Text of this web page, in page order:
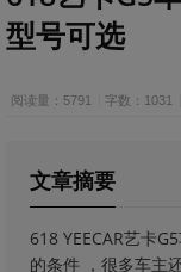
型号可选
阅读量：5791 字数：1031
文章摘要
618 YEECAR艺卡
的条件 ，很多车主